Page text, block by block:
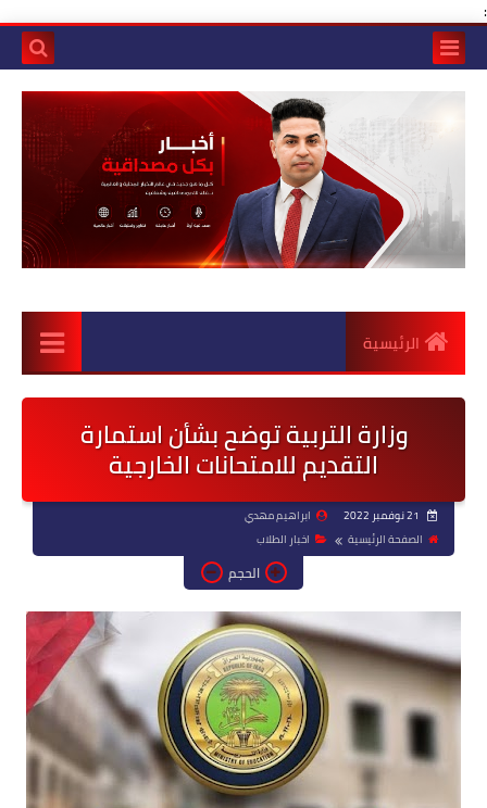
:
الرئيسية
وزارة التربية توضح بشأن استمارة
التقديم للامتحانات الخارجية
ابراهيم مهدي
الصفحة الرئيسية
اخبار الطلاب
الحجم